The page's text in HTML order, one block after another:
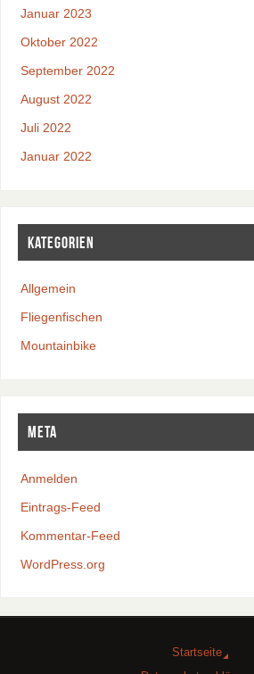
Januar 2023
Oktober 2022
September 2022
August 2022
Juli 2022
Januar 2022
Kategorien
Allgemein
Fliegenfischen
Mountainbike
Meta
Anmelden
Eintrags-Feed
Kommentar-Feed
WordPress.org
Startseite